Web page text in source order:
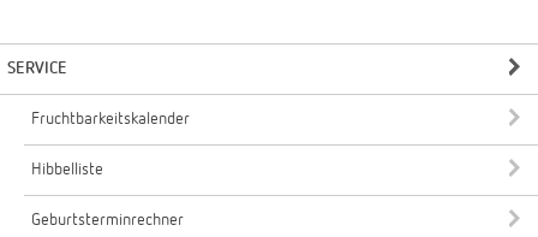
SERVICE
Fruchtbarkeitskalender
Hibbelliste
Geburtsterminrechner